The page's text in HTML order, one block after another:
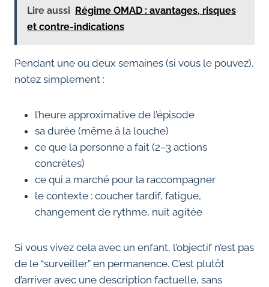
Lire aussi Régime OMAD : avantages, risques
et contre-indications
Pendant une ou deux semaines (si vous le pouvez),
notez simplement :
l’heure approximative de l’épisode
sa durée (même à la louche)
ce que la personne a fait (2–3 actions
concrètes)
ce qui a marché pour la raccompagner
le contexte : coucher tardif, fatigue,
changement de rythme, nuit agitée
Si vous vivez cela avec un enfant, l’objectif n’est pas
de le “surveiller” en permanence. C’est plutôt
d’arriver avec une description factuelle, sans